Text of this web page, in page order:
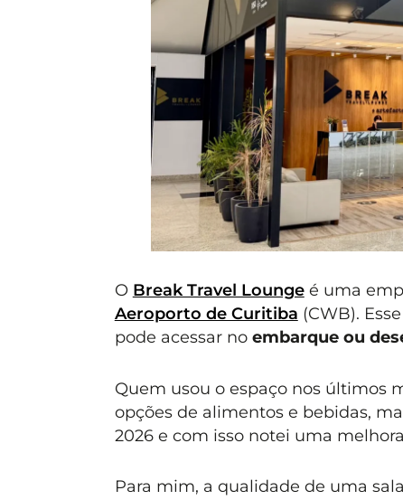
O Break Travel Loungeé uma
Aeroporto de Curitiba (CWB).
pode acessar no embarque ou
Quem usou o espaço nos últimos
opções de alimentos e bebidas,
2026 e com isso notei uma
Para mim, a qualidade de uma